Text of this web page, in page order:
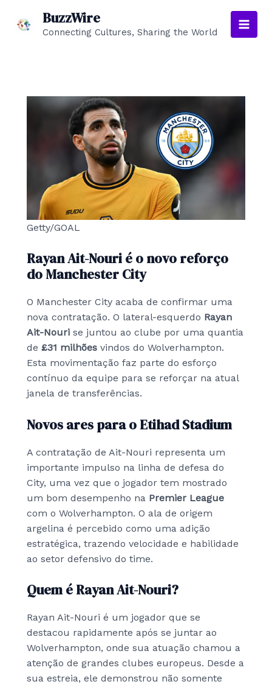
BuzzWire
Connecting Cultures, Sharing the World
Main
Getty/GOAL
Rayan Ait-Nouri é o novo reforço
do Manchester City
O Manchester City acaba de confirmar uma
nova contratação. O lateral-esquerdo Rayan
Ait-Nouri se juntou ao clube por uma quantia
de £31 milhões vindos do Wolverhampton.
Esta movimentação faz parte do esforço
contínuo da equipe para se reforçar na atual
janela de transferências.
Novos ares para o Etihad Stadium
A contratação de Ait-Nouri representa um
importante impulso na linha de defesa do
City, uma vez que o jogador tem mostrado
um bom desempenho na Premier League
com o Wolverhampton. O ala de origem
argelina é percebido como uma adição
estratégica, trazendo velocidade e habilidade
ao setor defensivo do time.
Quem é Rayan Ait-Nouri?
Rayan Ait-Nouri é um jogador que se
destacou rapidamente após se juntar ao
Wolverhampton, onde sua atuação chamou a
atenção de grandes clubes europeus. Desde a
sua estreia, ele demonstrou não somente